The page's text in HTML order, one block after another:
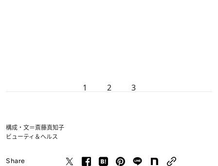
1 2 3
構成・文＝斎藤真知子
ビューティ＆ヘルス
Share